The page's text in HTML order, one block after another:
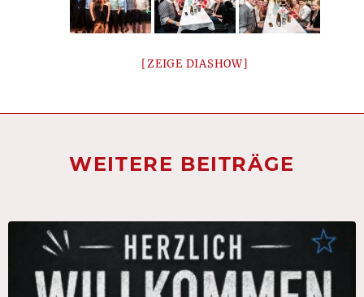
[ZEIGE DIASHOW]
WEITERE BEITRÄGE